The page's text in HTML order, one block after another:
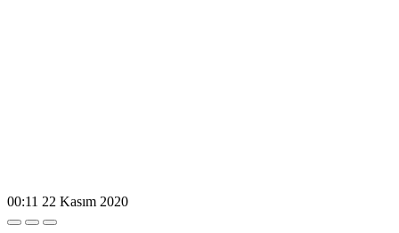
00:11 22 Kasım 2020